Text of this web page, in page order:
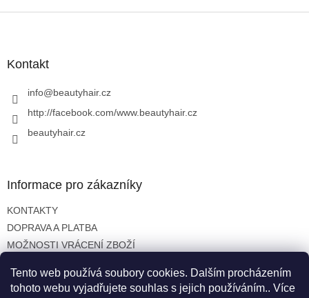
Tento web používá soubory cookies. Dalším procházením
tohoto webu vyjadřujete souhlas s jejich používáním.. Více
Kontakt
info@beautyhair.cz
http://facebook.com/www.beautyhair.cz
beautyhair.cz
Informace pro zákazníky
KONTAKTY
DOPRAVA A PLATBA
MOŽNOSTI VRÁCENÍ ZBOŽÍ
OCHRANA OSOBNÍCH ÚDAJŮ